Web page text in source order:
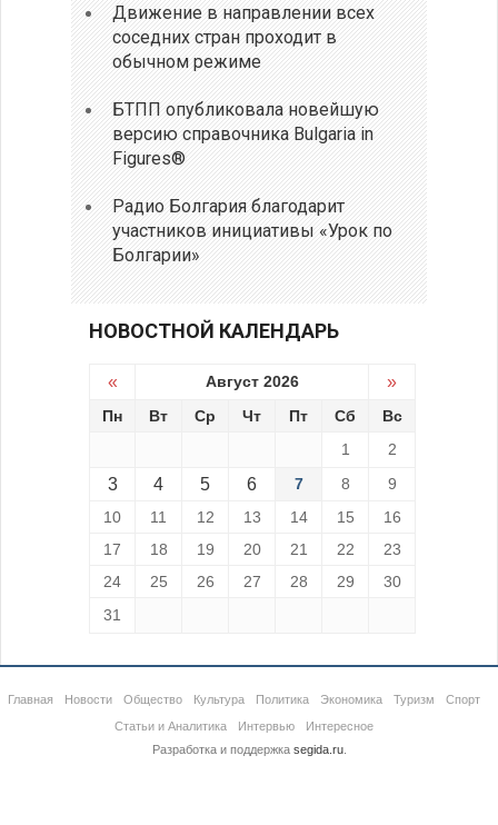
Движение в направлении всех
соседних стран проходит в
обычном режиме
БТПП опубликовала новейшую
версию справочника Bulgaria in
Figures®
Радио Болгария благодарит
участников инициативы «Урок по
Болгарии»
НОВОСТНОЙ КАЛЕНДАРЬ
« Август 2026 »
Пн Вт Ср Чт Пт Сб
Вс
1
2
3 4 5 6 7 8
9
10
11 12 13 14 15
16
17
18 19 20 21 22
23
24
25 26 27 28 29
30
31
Главная Новости Общество Культура Политика Экономика Туризм
Спорт
Статьи и Аналитика
Интервью
Интересное
Разработка и поддержка segida.ru.